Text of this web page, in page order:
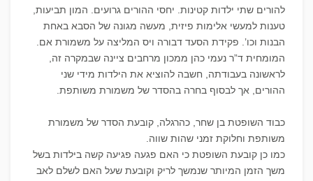
להורים שתי ילדות קטינות. יחסי ההורים גרועים. המון תביעות,
טענות למעשי אלימות פיזית, מעשה מגונה של הסבא באחת
הבנות וכו’. פקידת הסעד דבורה ויס המליצה על משמורת אם.
המומחית ד”ר נעמי כהן ממכון מרחבים ציינה שבמקרה זה,
לראשונה בעבודתה, חשבה להוציא את הילדות מידי שני
ההורים, אך לבסוף בחרה בהסדר של משמורת משותפת.
כבוד השופטת בן שחר, כהרגלה, קובעת הסדר של משמורת
משותפת וחלוקת זמני שהות שווה.
כמו כן קובעת השופטת כי האם פגעה פגיעה קשה בילדות בשל
משך הזמן המיותר שנמשך לריק וקובעת שעל האם לשלם לאב